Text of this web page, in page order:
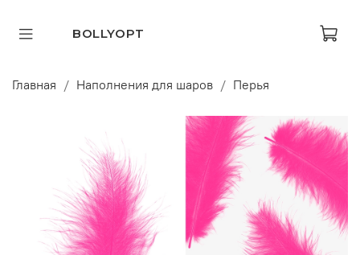
BOLLYOPT
Главная Наполнения для шаров Перья